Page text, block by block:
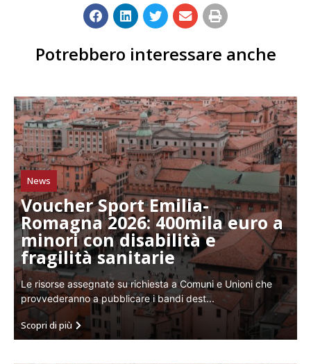
Potrebbero interessare anche
News
Voucher Sport Emilia-
Romagna 2026: 400mila euro a
minori con disabilità e
fragilità sanitarie
Le risorse assegnate su richiesta a Comuni e Unioni che
provvederanno a pubblicare i bandi dest...
Scopri di più